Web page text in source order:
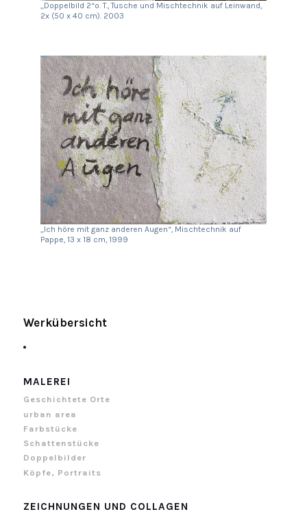
„Doppelbild 2“o. T., Tusche und Mischtechnik auf Leinwand,
2x (50 x 40 cm). 2003
„Ich höre mit ganz anderen Augen“, Mischtechnik auf
Pappe, 13 x 18 cm, 1999
Werkübersicht
MALEREI
Geschichtete Orte
urban area
Farbstücke
Schattenstücke
Doppelbilder
Köpfe, Portraits
ZEICHNUNGEN UND COLLAGEN